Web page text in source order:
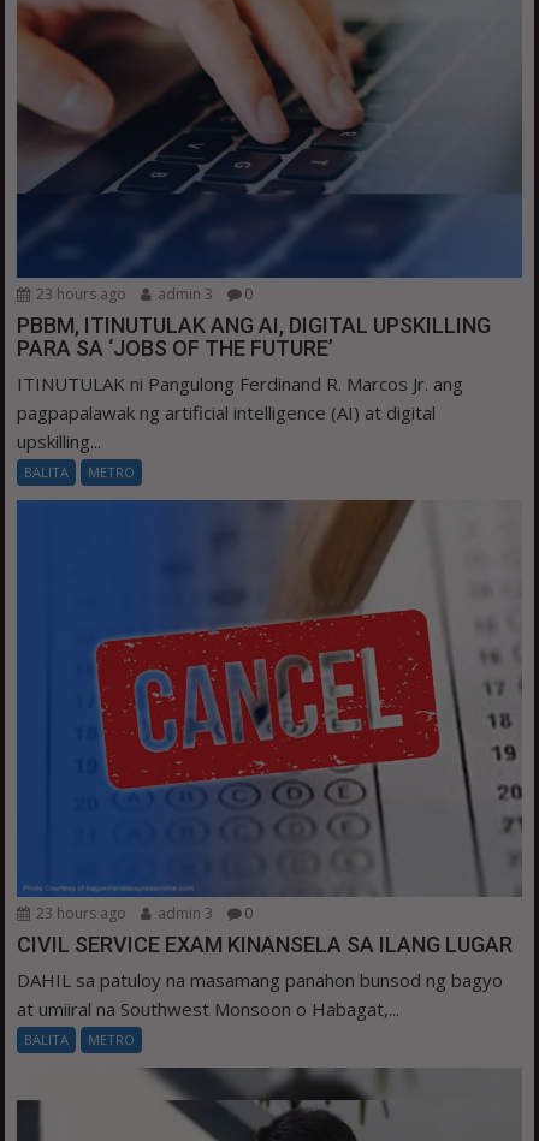
23 hours ago admin 3 0
PBBM, ITINUTULAK ANG AI, DIGITAL UPSKILLING
PARA SA ‘JOBS OF THE FUTURE’
ITINUTULAK ni Pangulong Ferdinand R. Marcos Jr. ang
pagpapalawak ng artificial intelligence (AI) at digital
upskilling...
BALITA METRO
23 hours ago admin 3 0
CIVIL SERVICE EXAM KINANSELA SA ILANG LUGAR
DAHIL sa patuloy na masamang panahon bunsod ng bagyo
at umiiral na Southwest Monsoon o Habagat,...
BALITA METRO